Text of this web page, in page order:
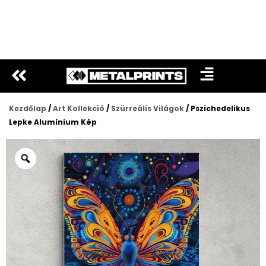
Kezdőlap /Art Kollekció / Szürreális Világok/ Pszichedelikus
Lepke Alumínium Kép